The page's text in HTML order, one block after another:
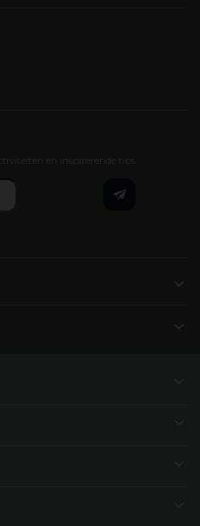
en inspirerende tips